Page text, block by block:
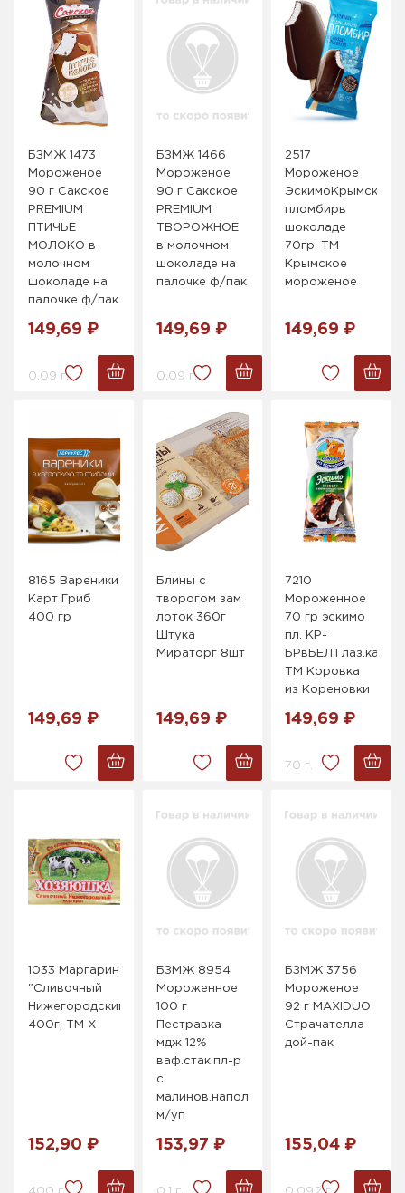
БЗМЖ 1473
Мороженое
90 г Сакское
PREMIUM
ПТИЧЬЕ
МОЛОКО в
молочном
шоколаде на
палочке ф/пак
149,69 ₽
0.09 г.
БЗМЖ 1466
Мороженое
90 г Сакское
PREMIUM
ТВОРОЖНОЕ
в молочном
шоколаде на
палочке ф/пак
149,69 ₽
0.09 г.
2517
Мороженое
ЭскимоКрымский
пломбирв
шоколаде
70гр. ТМ
Крымское
мороженое
149,69 ₽
8165 Вареники
Карт Гриб
400 гр
149,69 ₽
Блины с
творогом зам
лоток 360г
Штука
Мираторг 8шт
149,69 ₽
7210
Мороженное
70 гр эскимо
пл. КР-
БРвБЕЛ.Глаз.кар.
ТМ Коровка
из Кореновки
149,69 ₽
70 г.
1033 Маргарин
"Сливочный
Нижегородский"60%,
400г, ТМ Х
152,90 ₽
БЗМЖ 8954
Мороженное
100 г
Пестравка
мдж 12%
ваф.стак.пл-р
с
малинов.наполнит.
м/уп
153,97 ₽
БЗМЖ 3756
Мороженое
92 г MAXIDUO
Страчателла
дой-пак
155,04 ₽